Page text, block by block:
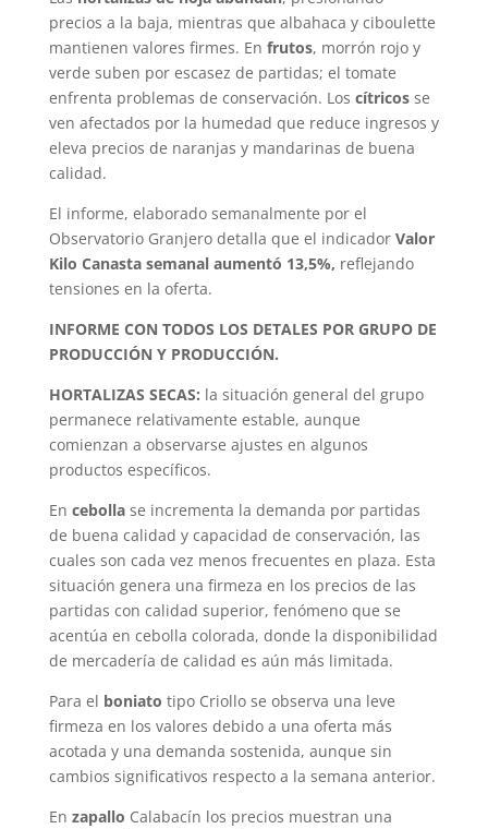
precios a la baja, mientras que albahaca y ciboulette
mantienen valores firmes. En frutos, morrón rojo y
verde suben por escasez de partidas; el tomate
enfrenta problemas de conservación. Los cítricosse
ven afectados por la humedad que reduce ingresos y
eleva precios de naranjas y mandarinas de buena
calidad.
El informe, elaborado semanalmente por el
Observatorio Granjero detalla que el indicador Valor
Kilo Canasta semanal aumentó 13,5%, reflejando
tensiones en la oferta.
INFORME CON TODOS LOS DETALES POR GRUPO DE
PRODUCCIÓN Y PRODUCCIÓN.
HORTALIZAS SECAS: la situación general del grupo
permanece relativamente estable, aunque
comienzan a observarse ajustes en algunos
productos específicos.
En cebolla se incrementa la demanda por partidas
de buena calidad y capacidad de conservación, las
cuales son cada vez menos frecuentes en plaza. Esta
situación genera una firmeza en los precios de las
partidas con calidad superior, fenómeno que se
acentúa en cebolla colorada, donde la disponibilidad
de mercadería de calidad es aún más limitada.
Para el boniato tipo Criollo se observa una leve
firmeza en los valores debido a una oferta más
acotada y una demanda sostenida, aunque sin
cambios significativos respecto a la semana anterior.
En zapallo Calabacín los precios muestran una